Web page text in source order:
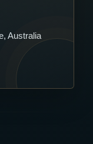
Australia